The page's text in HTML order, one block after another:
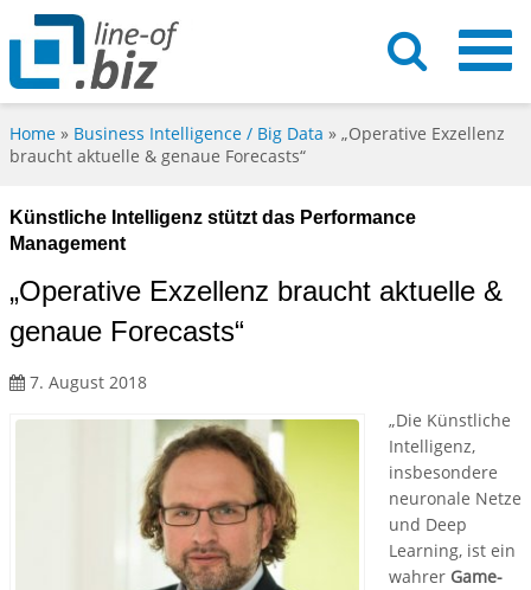
Home » Business Intelligence / Big Data » „Operative Exzellenz
braucht aktuelle & genaue Forecasts“
Künstliche Intelligenz stützt das Performance
Management
„Operative Exzellenz braucht aktuelle &
genaue Forecasts“
7. August 2018
„Die Künstliche
Intelligenz,
insbesondere
neuronale Netze
und Deep
Learning, ist ein
wahrer Game-